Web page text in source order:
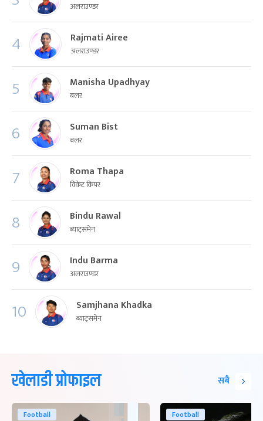
अलराउण्डर
4 Rajmati Airee
अलराउण्डर
5 Manisha Upadhyay
बलर
6 Suman Bist
बलर
7 Roma Thapa
विकेट किपर
8 Bindu Rawal
ब्याट्समेन
9 Indu Barma
अलराउण्डर
10 Samjhana Khadka
ब्याट्समेन
खेलाडी प्रोफाइल सबै
Football Football